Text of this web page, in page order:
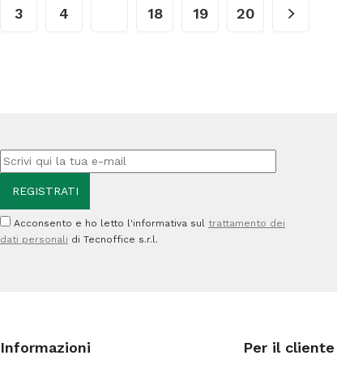
Plastic
quantità
3 4 18 19 20
Acconsento e ho letto l'informativa sul trattamento dei
dati personali di Tecnoffice s.r.l.
Informazioni Per il cliente